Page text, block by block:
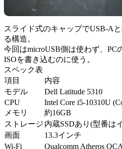
スライド式のキャップでUSB-A
る構造。
今回はmicroUSB側は使わず、PC
ISOを書き込むのに使う。
スペック表
項目
内容
モデル
Dell Latitude 5310
CPU
Intel Core i5-10310U
メモリ
約16GB
ストレージ 内蔵SSDあり(型番は
画面
13.3インチ
Wi-Fi
Qualcomm Atheros